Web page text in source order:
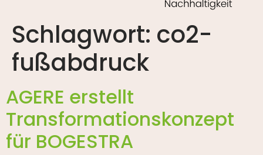
Schlagwort: co2-
fußabdruck
AGERE erstellt
Transformationskonzept
für BOGESTRA